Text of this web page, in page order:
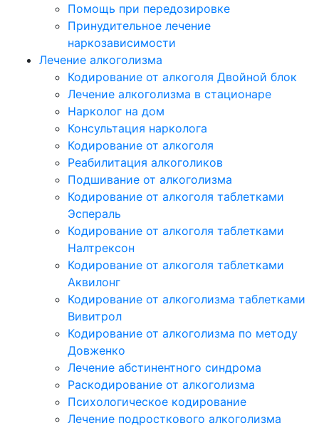
Помощь при передозировке
Принудительное лечение
наркозависимости
Лечение алкоголизма
Кодирование от алкоголя Двойной блок
Лечение алкоголизма в стационаре
Нарколог на дом
Консультация нарколога
Кодирование от алкоголя
Реабилитация алкоголиков
Подшивание от алкоголизма
Кодирование от алкоголя таблетками
Эспераль
Кодирование от алкоголя таблетками
Налтрексон
Кодирование от алкоголя таблетками
Аквилонг
Кодирование от алкоголизма таблетками
Вивитрол
Кодирование от алкоголизма по методу
Довженко
Лечение абстинентного синдрома
Раскодирование от алкоголизма
Психологическое кодирование
Лечение подросткового алкоголизма